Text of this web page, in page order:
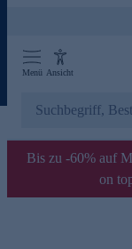
Menü Ansicht
Bis zu -60% auf
on